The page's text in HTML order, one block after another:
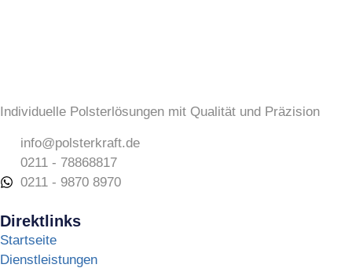
Individuelle Polsterlösungen mit Qualität und Präzision
info@polsterkraft.de
0211 - 78868817
0211 - 9870 8970
Direktlinks
Startseite
Dienstleistungen